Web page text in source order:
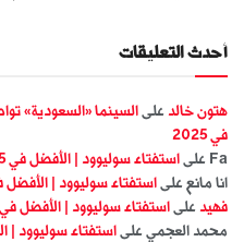
أحدث التعليقات
هتون خالد على السينما «السعودية»
في 2025
Fa على استفتاء سوليوود | الأفضل في 2025
انا مانع على استفتاء سوليوود | الأفضل في
فهيد على استفتاء سوليوود | الأفضل في
محمد العجمي على استفتاء سوليوود |